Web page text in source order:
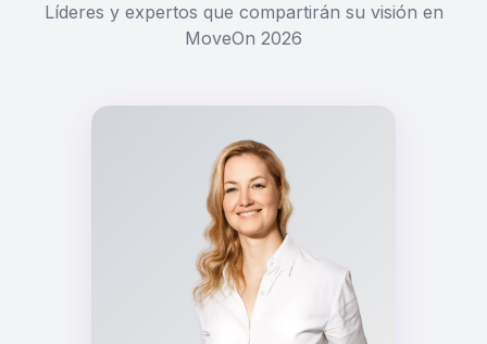
Líderes y expertos que compartirán su visión en
MoveOn 2026